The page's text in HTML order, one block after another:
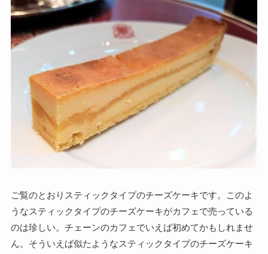
ご覧のとおりスティックタイプのチーズケーキです。このよ
うなスティックタイプのチーズケーキがカフェで売っている
のは珍しい。チェーンのカフェでいえば初めてかもしれませ
ん。そういえば似たようなスティックタイプのチーズケーキ